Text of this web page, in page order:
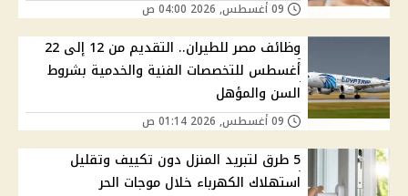
وظائف مصر للطيران.. التقديم من 12 إلى 22
أغسطس للتخصصات الفنية والخدمية بشروط
السن والمؤهل
5 طرق لتبريد المنزل دون تكييف وتقليل
استهلاك الكهرباء خلال موجات الحر